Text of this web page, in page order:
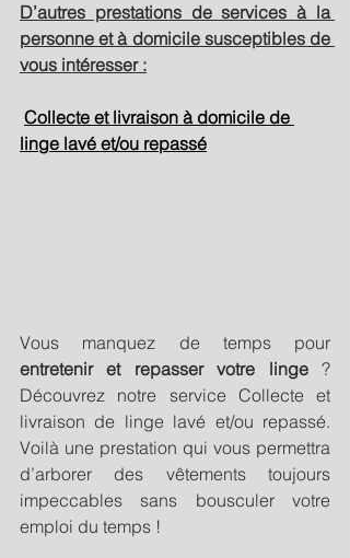
D’autres prestations de services à la
personne et à domicile susceptibles de
vous intéresser :
Collecte et livraison à domicile de
linge lavé et/ou repassé
entretenir et repasser votre linge ?
Découvrez notre service Collecte et
livraison de linge lavé et/ou repassé.
Voilà une prestation qui vous permettra
d’arborer des vêtements toujours
impeccables sans bousculer votre
emploi du temps !